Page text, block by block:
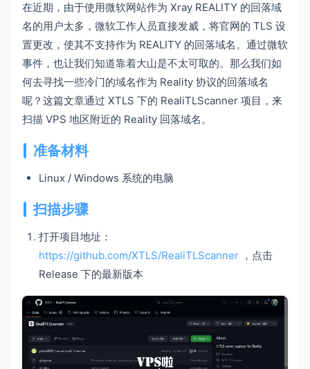
在近期，由于使用微软网站作为 Xray REALITY 的回落域
名的用户太多，微软工作人员直接发威，将官网的 TLS 设
置更改，使其不支持作为 REALITY 的回落域名。通过微软
事件，也让我们知道靠着大山是不太可取的。那么我们如
何去寻找一些冷门的域名作为 Reality 协议的回落域名
呢？这篇文章通过 XTLS 下的 RealiTLScanner 项目，来
扫描 VPS 地区附近的 Reality 回落域名。
准备材料
Linux / Windows 系统的电脑
扫描步骤
打开项目地址：
https://github.com/XTLS/RealiTLScanner ，点击
Release 下的最新版本